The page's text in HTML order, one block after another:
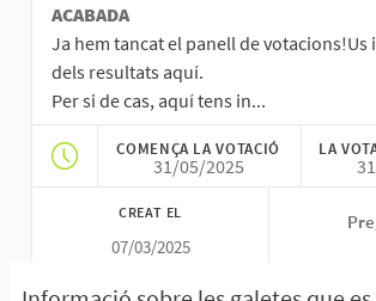
ACABADA
Ja hem tancat el panell de votacions!Us
dels resultats aquí.
Per si de cas, aquí tens in...
COMENÇA LA VOTACIÓ
31/05/2025
LA
CREAT EL
07/03/2025